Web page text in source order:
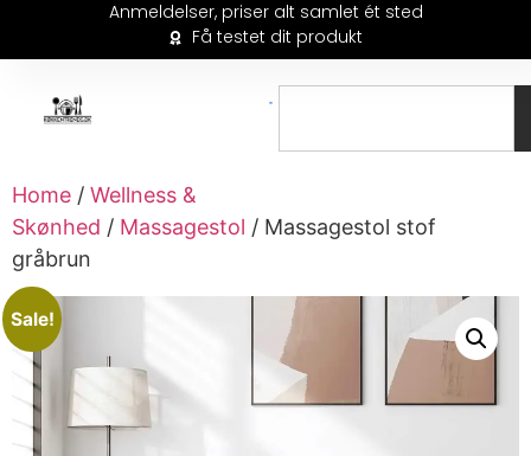
Anmeldelser, priser alt samlet ét sted
Få testet dit produkt
Home / Wellness &
Skønhed / Massagestol / Massagestol stof
gråbrun
Sale!